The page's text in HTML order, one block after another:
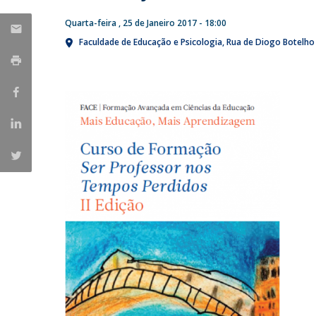
Research Centre for Human
HNL
Iniciativas Nacionais
Quarta-feira , 25 de Janeiro 2017 - 18:00
Faculdade de Educação e Psicologia Rua de Diogo